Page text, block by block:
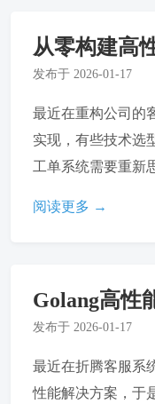
从零构建高
发布于 2026-01-17
最近在重构公司的
实现，有些技术选
工单系统需要重新
阅读更多 →
Golang高性
发布于 2026-01-17
最近在折腾客服系
性能解决方案，于